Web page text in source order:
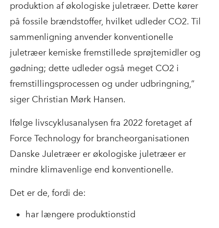
produktion af økologiske juletræer. Dette kører
på fossile brændstoffer, hvilket udleder CO2. Til
sammenligning anvender konventionelle
juletræer kemiske fremstillede sprøjtemidler og
gødning; dette udleder også meget CO2 i
fremstillingsprocessen og under udbringning,”
siger Christian Mørk Hansen.
Ifølge livscyklusanalysen fra 2022 foretaget af
Force Technology for brancheorganisationen
Danske Juletræer er økologiske juletræer er
mindre klimavenlige end konventionelle.
Det er de, fordi de:
har længere produktionstid